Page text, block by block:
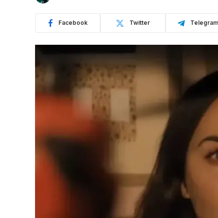
Facebook Twitter Telegram